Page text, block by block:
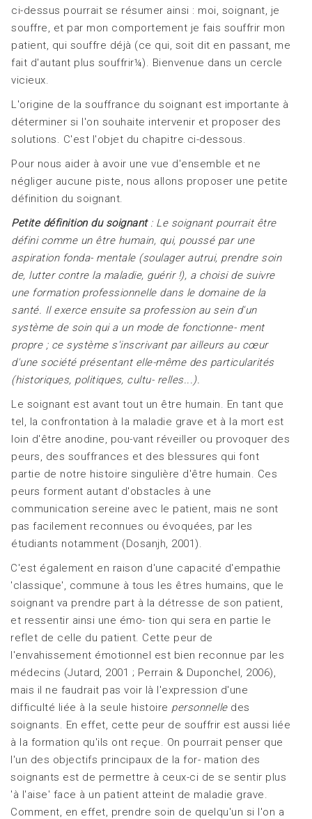
ci-dessus pourrait se résumer ainsi : moi, soignant, je
souffre, et par mon comportement je fais souffrir mon
patient, qui souffre déjà (ce qui, soit dit en passant, me
fait d'autant plus souffrir¼). Bienvenue dans un cercle
vicieux.
L'origine de la souffrance du soignant est importante à
déterminer si l'on souhaite intervenir et proposer des
solutions. C'est l'objet du chapitre ci-dessous.
Pour nous aider à avoir une vue d'ensemble et ne
négliger aucune piste, nous allons proposer une petite
définition du soignant.
Petite définition du soignant: Le soignant pourrait être
défini comme un être humain, qui, poussé par une
aspiration fonda- mentale (soulager autrui, prendre soin
de, lutter contre la maladie, guérir !), a choisi de suivre
une formation professionnelle dans le domaine de la
santé. Il exerce ensuite sa profession au sein d'un
système de soin qui a un mode de fonctionne- ment
propre ; ce système s'inscrivant par ailleurs au cœur
d'une société présentant elle-même des particularités
(historiques, politiques, cultu- relles...).
Le soignant est avant tout un être humain. En tant que
tel, la confrontation à la maladie grave et à la mort est
loin d'être anodine, pou-vant réveiller ou provoquer des
peurs, des souffrances et des blessures qui font
partie de notre histoire singulière d'être humain. Ces
peurs forment autant d'obstacles à une
communication sereine avec le patient, mais ne sont
pas facilement reconnues ou évoquées, par les
étudiants notamment (Dosanjh, 2001).
C'est également en raison d'une capacité d'empathie
'classique', commune à tous les êtres humains, que le
soignant va prendre part à la détresse de son patient,
et ressentir ainsi une émo- tion qui sera en partie le
reflet de celle du patient. Cette peur de
l'envahissement émotionnel est bien reconnue par les
médecins (Jutard, 2001 ; Perrain & Duponchel, 2006),
mais il ne faudrait pas voir là l'expression d'une
difficulté liée à la seule histoire personnelledes
soignants. En effet, cette peur de souffrir est aussi liée
à la formation qu'ils ont reçue. On pourrait penser que
l'un des objectifs principaux de la for- mation des
soignants est de permettre à ceux-ci de se sentir plus
'à l'aise' face à un patient atteint de maladie grave.
Comment, en effet, prendre soin de quelqu'un si l'on a